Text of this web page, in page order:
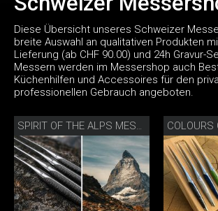
Diese Übersicht unseres Schweizer
breite Auswahl an qualitativen Produkten
Lieferung (ab CHF 90.00) und 24h Gravur-
Messern werden im Messershop auch
Küchenhilfen und Accessoires für den
professionellen Gebrauch angeboten.
SPIRIT OF THE ALPS MESSERSET